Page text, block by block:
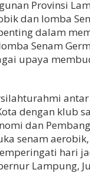
Provinsi
dan lomba
dalam
Senam
upaya
dengan klub
dan
senam
hari
Lampung,